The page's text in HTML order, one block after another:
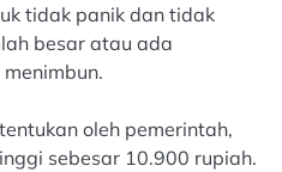
tidak panik dan tidak
besar atau ada
oleh pemerintah,
sebesar 10.900 rupiah.